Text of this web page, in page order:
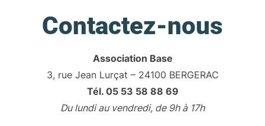
Contactez-nous
Association Base
3, rue Jean Lurçat – 24100 BERGERAC
Tél. 05 53 58 88 69
Du lundi au vendredi, de 9h à 17h